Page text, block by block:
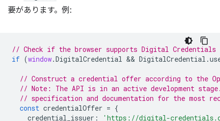
要があります。例:
// Check if the browser supports Digital Credentials
if (window.DigitalCredential && DigitalCredential .
// Construct a credential offer according to the
// Note: The API is in an active development
// specification and documentation for the most
const credentialOffer = {
credential_issuer : 'https://digital-